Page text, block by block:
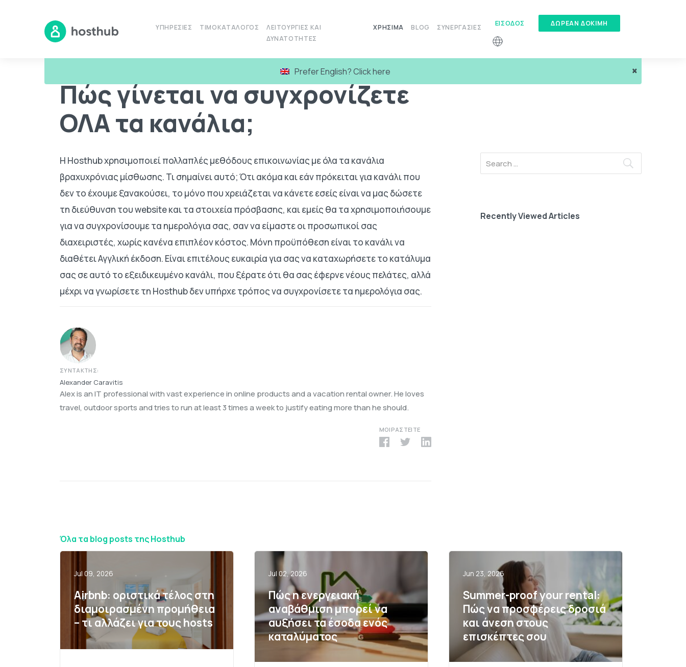
ΥΠΗΡΕΣΊΕΣ ΤΙΜΟΚΑΤΆΛΟΓΟΣ
ΛΕΙΤΟΥΡΓΊΕΣ ΚΑΙ
ΔΥΝΑΤΌΤΗΤΕΣ
ΧΡΉΣΙΜΑ BLOG ΣΥΝΕΡΓΑΣΊΕΣ ΕΊΣΟΔΟΣ ΔΏΡΕΑΝ ΔΟΚΙΜΉ
×
Prefer English? Click here
Πώς γίνεται να συγχρονίζετε
ΟΛΑ τα κανάλια;
H Hosthub χρησιμοποιεί πολλαπλές μεθόδους επικοινωνίας με όλα τα κανάλια
βραχυχρόνιας μίσθωσης. Τι σημαίνει αυτό; Ότι ακόμα και εάν πρόκειται για κανάλι που
δεν το έχουμε ξανακούσει, το μόνο που χρειάζεται να κάνετε εσείς είναι να μας δώσετε
τη διεύθυνση του website και τα στοιχεία πρόσβασης, και εμείς θα τα χρησιμοποιήσουμε
για να συγχρονίσουμε τα ημερολόγια σας, σαν να είμαστε οι προσωπικοί σας
διαχειριστές, χωρίς κανένα επιπλέον κόστος. Μόνη προϋπόθεση είναι το κανάλι να
διαθέτει Αγγλική έκδοση. Είναι επιτέλους ευκαιρία για σας να καταχωρήσετε το κατάλυμα
σας σε αυτό το εξειδικευμένο κανάλι, που ξέρατε ότι θα σας έφερνε νέους πελάτες, αλλά
μέχρι να γνωρίσετε τη Hosthub δεν υπήρχε τρόπος να συγχρονίσετε τα ημερολόγια σας.
ΣΥΝΤΆΚΤΗΣ:
Alexander Caravitis
Alex is an IT professional with vast experience in online products and a vacation rental owner. He loves
travel, outdoor sports and tries to run at least 3 times a week to justify eating more than he should.
ΜΟΙΡΑΣΤΕΊΤΕ
Recently Viewed Articles
Όλα τα blog posts της Hosthub
Jul 09, 2026
Airbnb: οριστικά τέλος στη
διαμοιρασμένη προμήθεια
– τι αλλάζει για τους hosts
Jul 02, 2026
Πώς η ενεργειακή
αναβάθμιση μπορεί να
αυξήσει τα έσοδα ενός
καταλύματος
Jun 23, 2026
Summer-proof your rental:
Πώς να προσφέρεις δροσιά
και άνεση στους
επισκέπτες σου